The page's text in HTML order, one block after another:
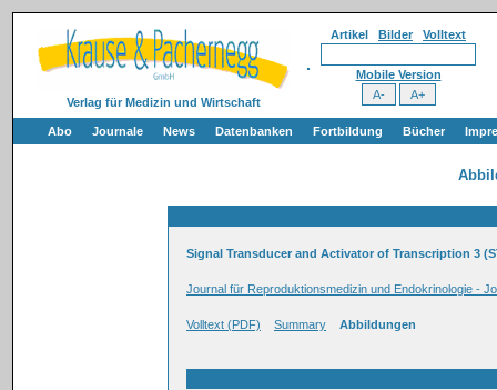
Verlag für Medizin und Wirtschaft
Artikel Bilder Volltext
Mobile Version
Abo Journale News Datenbanken Fortbildung Bücher
Signal Transducer and Activator of Transcription 3
Journal für Reproduktionsmedizin und Endokrinologie -
Volltext (PDF) Summary Abbildungen